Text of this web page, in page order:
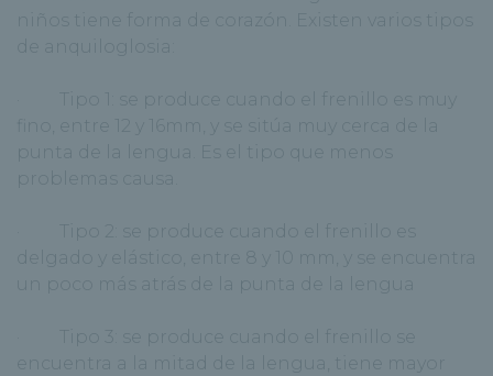
niños tiene forma de corazón. Existen varios tipos
de anquiloglosia:
· Tipo 1: se produce cuando el frenillo es muy
fino, entre 12 y 16mm, y se sitúa muy cerca de la
punta de la lengua. Es el tipo que menos
problemas causa.
· Tipo 2: se produce cuando el frenillo es
delgado y elástico, entre 8 y 10 mm, y se encuentra
un poco más atrás de la punta de la lengua
· Tipo 3: se produce cuando el frenillo se
encuentra a la mitad de la lengua, tiene mayor